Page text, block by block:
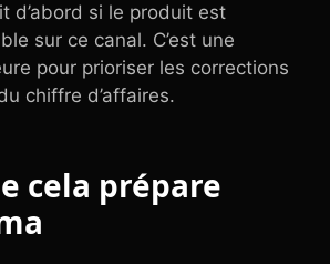
d’abord si le produit est
sur ce canal. C’est une
pour prioriser les corrections
chiffre d’affaires.
cela prépare